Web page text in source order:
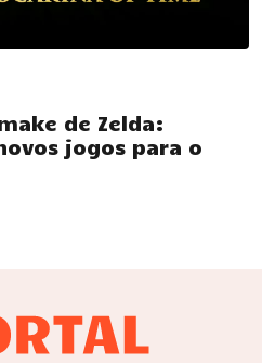
de Zelda:
jogos para o